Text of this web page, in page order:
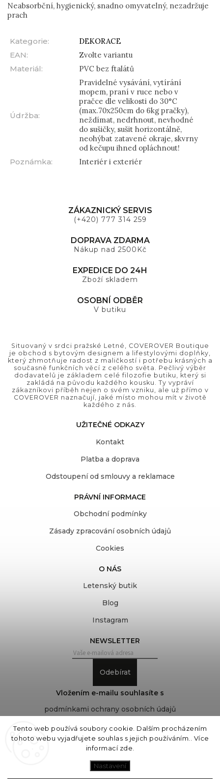
Tento web používá soubory cookie. Dalším procházením
tohoto webu vyjadřujete souhlas s jejich používáním.. Více
informací zde
Nastavení
Neabsorbční, hygienický, snadno omyvatelný, nezadržuje
prach
Kategorie:
DEKORACE
EAN:
Zvolte variantu
Materiál: PVC bez ftalátů
Údržba:
Pravidelné vysávání, vytírání
mopem, praní v ruce nebo v
pračce dle velikosti do 30°C
(max.70x250cm do 6kg pračky),
neždímat, nedrhnout, nevhodné
do sušičky, sušit horizontálně,
neohýbat zatavené okraje, skvrny
od kečupu ihned opláchnout!
Poznámka: Interiér i exteriér
ZÁKAZNICKÝ SERVIS
(+420) 777 314 259
DOPRAVA ZDARMA
Nákup nad 2500Kč
EXPEDICE DO 24H
Zboží skladem
OSOBNÍ ODBĚR
V butiku
Situovaný v srdci pražské Letné, COVEROVER Boutique
je obchod s bytovým designem a lifestylovými doplňky,
který zhmotňuje radost z maličkostí i potřebu krásných a
současně funkčních věcí z celého světa. Pečlivý výběr
dodavatelů je základem celé filozofie butiku, který si
zakládá na původu každého kousku. Ty vypráví
zákazníkovi příběh nejen o svém vzniku, ale už přímo v
COVEROVER naznačují, jaké místo mohou mít v životě
každého z nás.
UŽITEČNÉ ODKAZY
Kontakt
Platba a doprava
Odstoupení od smlouvy a reklamace
PRÁVNÍ INFORMACE
Obchodní podmínky
Zásady zpracování osobních údajů
Cookies
O NÁS
Letenský butik
Blog
Instagram
NEWSLETTER
Odebírat
Vložením e-mailu souhlasíte s
podmínkami ochrany osobních údajů
COVEROVER
Upravit nastavení cookies